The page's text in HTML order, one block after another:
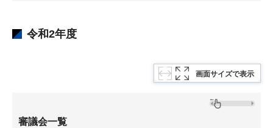
令和2年度
画面サイズで表示
審議会一覧